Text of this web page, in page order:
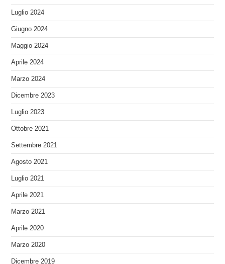
Luglio 2024
Giugno 2024
Maggio 2024
Aprile 2024
Marzo 2024
Dicembre 2023
Luglio 2023
Ottobre 2021
Settembre 2021
Agosto 2021
Luglio 2021
Aprile 2021
Marzo 2021
Aprile 2020
Marzo 2020
Dicembre 2019